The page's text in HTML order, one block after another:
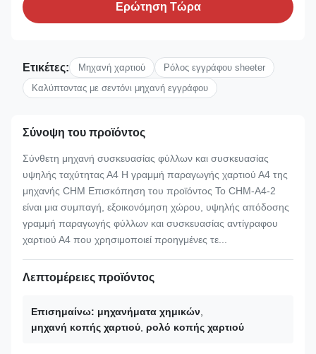
Ερώτηση Τώρα
Ετικέτες: Μηχανή χαρτιού
Ρόλος εγγράφου sheeter
Καλύπτοντας με σεντόνι μηχανή εγγράφου
Σύνοψη του προϊόντος
Σύνθετη μηχανή συσκευασίας φύλλων και συσκευασίας
υψηλής ταχύτητας Α4 Η γραμμή παραγωγής χαρτιού Α4 της
μηχανής CHM Επισκόπηση του προϊόντος Το CHM-A4-2
είναι μια συμπαγή, εξοικονόμηση χώρου, υψηλής απόδοσης
γραμμή παραγωγής φύλλων και συσκευασίας αντίγραφου
χαρτιού Α4 που χρησιμοποιεί προηγμένες τε...
Λεπτομέρειες προϊόντος
Επισημαίνω: μηχανήματα χημικών
μηχανή κοπής χαρτιού ρολό κοπής χαρτιού